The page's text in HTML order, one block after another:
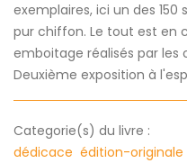
exemplaires, ici un des
pur chiffon. Le tout est en
emboitage réalisés par les
Deuxième exposition à
Categorie(s) du livre :
dédicace édition-originale